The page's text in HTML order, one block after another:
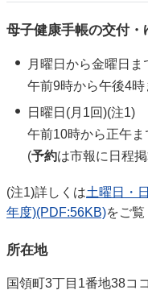
母子健康手帳の交付
月曜日から金曜日
午前9時から午後4時
日曜日(月1回)(注1)
午前10時から正午
(予約は市報に日程
(注1)詳しくは土曜日・
年度)(PDF:56KB)をご覧
所在地
国領町3丁目1番地38コ